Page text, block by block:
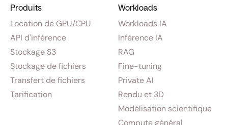
Produits
Location de GPU/CPU
API d'inférence
Stockage S3
Stockage de fichiers
Transfert de fichiers
Tarification
Workloads
Workloads IA
Inférence IA
RAG
Fine-tuning
Private AI
Rendu et 3D
Modélisation scientifique
Compute général